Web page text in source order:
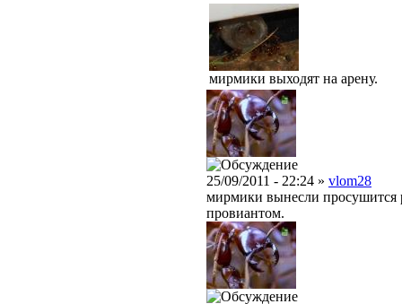
мирмики выходят на арену.
25/09/2011 - 22:24 » vlom28
мирмики вынесли просушится
провиантом.